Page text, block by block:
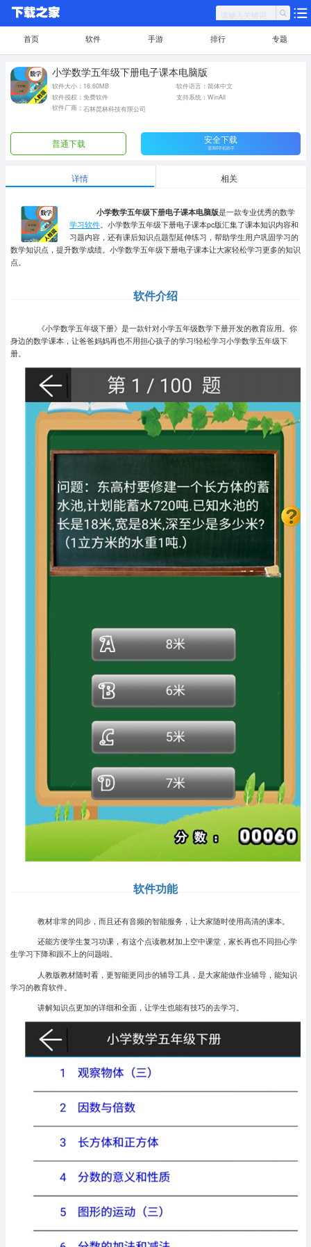
首页 软件 手游 排行 专题
小学数学五年级下册电子课本电脑版
软件大小：16.60MB
软件语言：简体中文
软件授权：免费软件
支持系统：WinAll
软件厂商： 石林昆林科技有限公司
普通下载 安全下载
需360手机助手
详情 相关
小学数学五年级下册电子课本电脑版是一款专业优秀的数学
学习软件 。小学数学五年级下册电子课本pc版汇集了课本知识内容和
习题内容，还有课后知识点题型延伸练习，帮助学生用户巩固学习的
数学知识点，提升数学成绩。小学数学五年级下册电子课本让大家轻松学习更多的知识
点。
软件介绍
《小学数学五年级下册》是一款针对小学五年级数学下册开发的教育应用。你
身边的数学课本，让爸爸妈妈再也不用担心孩子的学习!轻松学习小学数学五年级下
册。
软件功能
教材非常的同步，而且还有音频的智能服务，让大家随时使用高清的课本。
还能方便学生复习功课，有这个点读教材加上空中课堂，家长再也不同担心学
生学习下降和跟不上的问题啦。
人教版教材随时看，更智能更同步的辅导工具，是大家能做作业辅导，能知识
学习的教育软件。
讲解知识点更加的详细和全面，让学生也能有技巧的去学习。